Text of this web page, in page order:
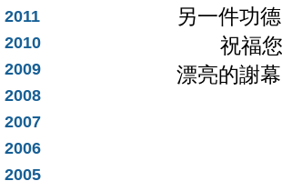
2011
2010
2009
2008
2007
2006
2005
另一件功
祝福您
漂亮的謝幕